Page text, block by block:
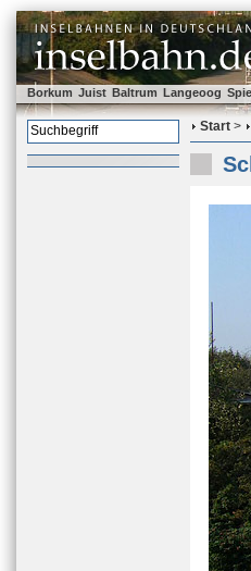
Borkum Juist Baltrum Langeoog
Start >